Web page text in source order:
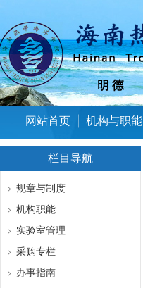
网站首页 机构与职能
栏目导航
规章与制度
机构职能
实验室管理
采购专栏
办事指南